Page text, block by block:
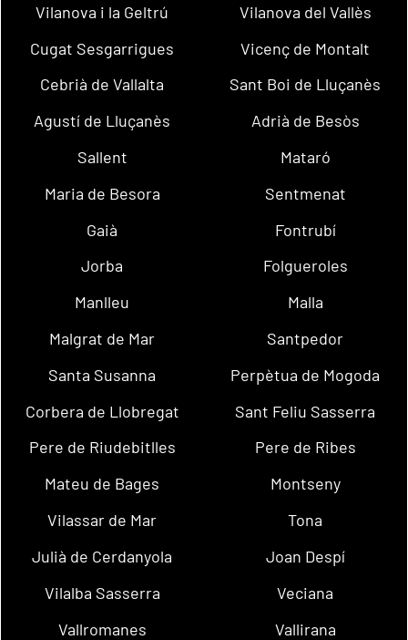
Vilanova i la Geltrú
Vilanova del Vallès
Cugat Sesgarrigues
Vicenç de Montalt
Cebrià de Vallalta
Sant Boi de Lluçanès
Agustí de Lluçanès
Adrià de Besòs
Sallent
Mataró
Maria de Besora
Sentmenat
Gaià
Fontrubí
Jorba
Folgueroles
Manlleu
Malla
Malgrat de Mar
Santpedor
Santa Susanna
Perpètua de Mogoda
Corbera de Llobregat
Sant Feliu Sasserra
Pere de Riudebitlles
Pere de Ribes
Mateu de Bages
Montseny
Vilassar de Mar
Tona
Julià de Cerdanyola
Joan Despí
Vilalba Sasserra
Veciana
Vallromanes
Vallirana